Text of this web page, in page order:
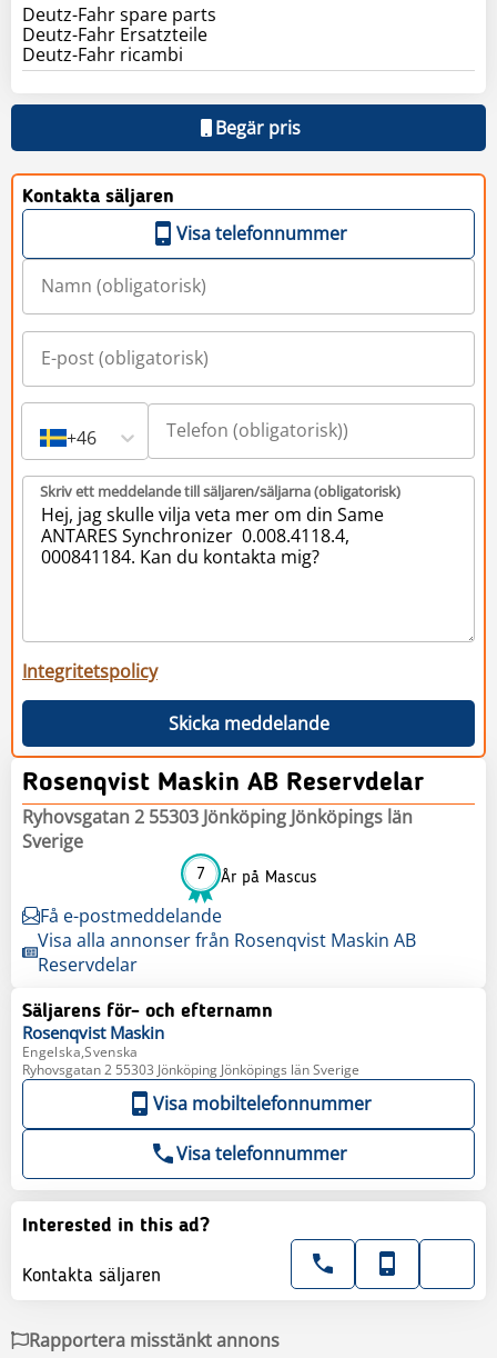
Deutz-Fahr spare parts
Deutz-Fahr Ersatzteile
Deutz-Fahr ricambi
Begär pris
Kontakta säljaren
Visa telefonnummer
+46
Skriv ett meddelande till säljaren/säljarna (obligatorisk)
Integritetspolicy
Skicka meddelande
Rosenqvist Maskin AB Reservdelar
Ryhovsgatan 2 55303 Jönköping Jönköpings län
Sverige
7 År på Mascus
Få e-postmeddelande
Visa alla annonser från Rosenqvist Maskin AB
Reservdelar
Säljarens för- och efternamn
Rosenqvist Maskin
Engelska,Svenska
Ryhovsgatan 2 55303 Jönköping Jönköpings län Sverige
Visa mobiltelefonnummer
Visa telefonnummer
Interested in this ad?
Kontakta säljaren
Rapportera misstänkt annons